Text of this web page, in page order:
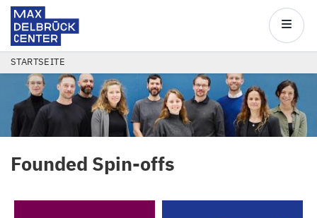
Direkt
zum
Inhalt
Center
Main
PFADNAVIGATION
STARTSEITE
Founded Spin-offs